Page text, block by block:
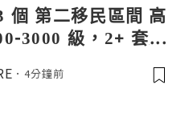
個 第二移民區間 高
3000 級，2+ 套英
玩家面交，簽署正
益！ 九月移民開之
4分鐘前